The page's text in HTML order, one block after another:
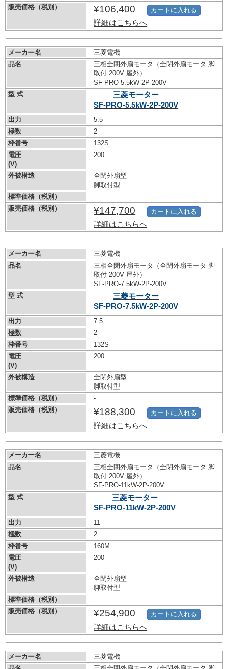
販売価格（税別）
¥106,400
詳細はこちらへ
カートに入れる
メーカー名
三菱電機
品名
三相全閉外扇モータ（全閉外扇モータ 脚
取付 200V 屋外）
SF-PRO-5.5kW-2P-200V
型 式
三菱モーター
SF-PRO-5.5kW-2P-200V
出力
5.5
極数
2
枠番号
132S
電圧
(V)
200
外被構造
全閉外扇型
脚取付型
標準価格（税別）
-
販売価格（税別）
¥147,700
詳細はこちらへ
カートに入れる
メーカー名
三菱電機
品名
三相全閉外扇モータ（全閉外扇モータ 脚
取付 200V 屋外）
SF-PRO-7.5kW-2P-200V
型 式
三菱モーター
SF-PRO-7.5kW-2P-200V
出力
7.5
極数
2
枠番号
132S
電圧
(V)
200
外被構造
全閉外扇型
脚取付型
標準価格（税別）
-
販売価格（税別）
¥188,300
詳細はこちらへ
カートに入れる
メーカー名
三菱電機
品名
三相全閉外扇モータ（全閉外扇モータ 脚
取付 200V 屋外）
SF-PRO-11kW-2P-200V
型 式
三菱モーター
SF-PRO-11kW-2P-200V
出力
11
極数
2
枠番号
160M
電圧
(V)
200
外被構造
全閉外扇型
脚取付型
標準価格（税別）
-
販売価格（税別）
¥254,900
詳細はこちらへ
カートに入れる
メーカー名
三菱電機